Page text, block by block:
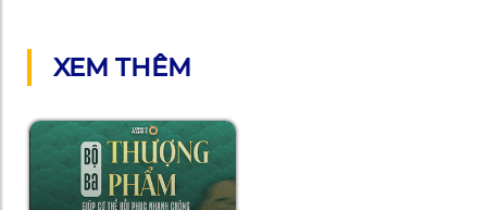
XEM THÊM